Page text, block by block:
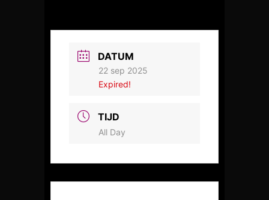
DATUM
22 sep 2025
Expired!
TIJD
All Day